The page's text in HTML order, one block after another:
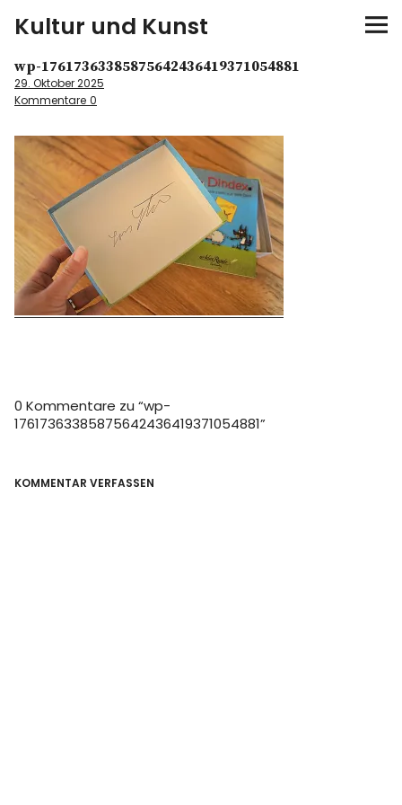
Kultur und Kunst
kultur & kunst
Spiele
Konzerte
Museen bei…
Bloggerreisen
wp-17617363385875642436419371054881
29. Oktober 2025
Kommentare 0
0 Kommentare zu “wp-
17617363385875642436419371054881”
KOMMENTAR VERFASSEN